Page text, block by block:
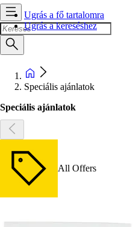
Ugrás a fő tartalomra
Ugrás a kereséshez
Speciális ajánlatok
Speciális ajánlatok
All Offers